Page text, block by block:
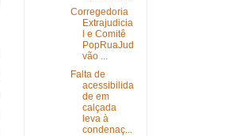
Corregedoria
Extrajudicia
l e Comitê
PopRuaJud
vão ...
Falta de
acessibilida
de em
calçada
leva à
condenaç...